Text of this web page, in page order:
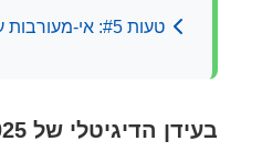
טעות #5: אי-מעורבות עם הקהילה